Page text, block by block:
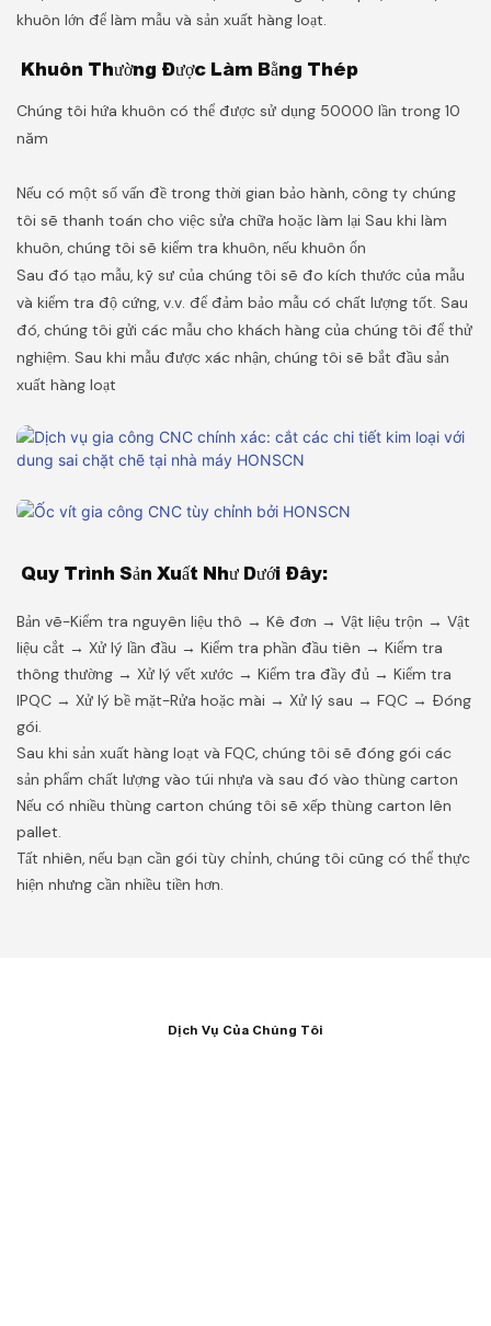
khuôn lớn để làm mẫu và sản xuất hàng loạt.
Khuôn Thường Được Làm Bằng Thép
Chúng tôi hứa khuôn có thể được sử dụng 50000 lần trong 10
năm
Nếu có một số vấn đề trong thời gian bảo hành, công ty chúng
tôi sẽ thanh toán cho việc sửa chữa hoặc làm lại Sau khi làm
khuôn, chúng tôi sẽ kiểm tra khuôn, nếu khuôn ổn
Sau đó tạo mẫu, kỹ sư của chúng tôi sẽ đo kích thước của mẫu
và kiểm tra độ cứng, v.v. để đảm bảo mẫu có chất lượng tốt. Sau
đó, chúng tôi gửi các mẫu cho khách hàng của chúng tôi để thử
nghiệm. Sau khi mẫu được xác nhận, chúng tôi sẽ bắt đầu sản
xuất hàng loạt
Quy Trình Sản Xuất Như Dưới Đây:
Bản vẽ-Kiểm tra nguyên liệu thô → Kê đơn → Vật liệu trộn → Vật
liệu cắt → Xử lý lần đầu → Kiểm tra phần đầu tiên → Kiểm tra
thông thường → Xử lý vết xước → Kiểm tra đầy đủ → Kiểm tra
IPQC → Xử lý bề mặt-Rửa hoặc mài → Xử lý sau → FQC → Đóng
gói.
Sau khi sản xuất hàng loạt và FQC, chúng tôi sẽ đóng gói các
sản phẩm chất lượng vào túi nhựa và sau đó vào thùng carton
Nếu có nhiều thùng carton chúng tôi sẽ xếp thùng carton lên
pallet.
Tất nhiên, nếu bạn cần gói tùy chỉnh, chúng tôi cũng có thể thực
hiện nhưng cần nhiều tiền hơn.
Dịch Vụ Của Chúng Tôi